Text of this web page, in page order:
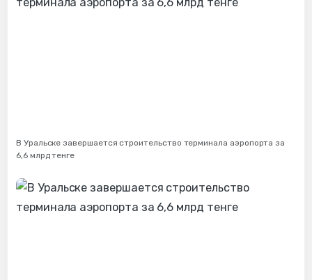
В Уральске завершается строительство терминала аэропорта за
6,6 млрд тенге